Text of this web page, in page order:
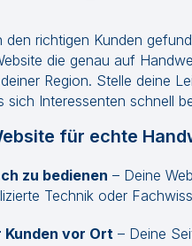
den richtigen Kunden
die genau auf
Region. Stelle deine
sich Interessenten schnell
für echte
zu bedienen – Deine
Technik oder
Kunden vor Ort – Deine